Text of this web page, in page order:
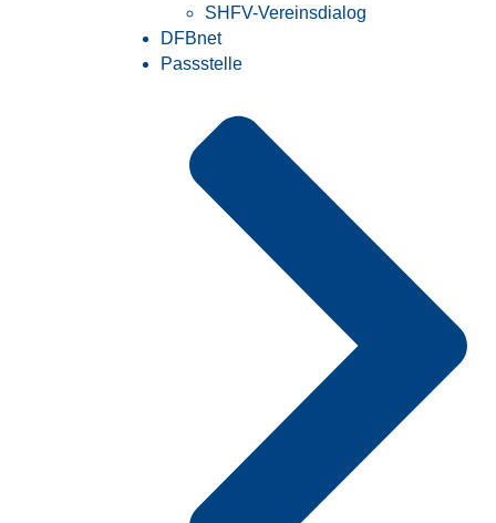
SHFV-Vereinsdialog
DFBnet
Passstelle